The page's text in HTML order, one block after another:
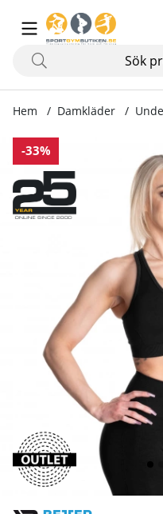
Hem Damkläder
-33%
Produktbilder Scrunch